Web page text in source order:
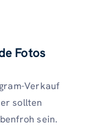
Fotos
Verkauf
sollten
sein.